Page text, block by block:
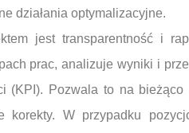
działania optymalizacyjne.
jest transparentność i
prac, analizuje wyniki i
(KPI). Pozwala to na
korekty. W przypadku